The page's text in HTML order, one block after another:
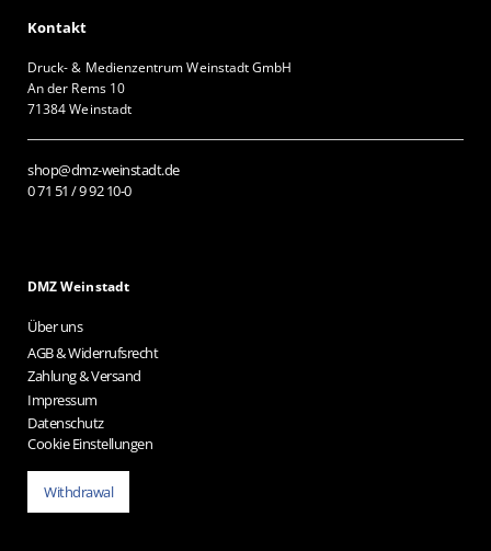
Kontakt
Druck- & Medienzentrum Weinstadt GmbH
An der Rems 10
71384 Weinstadt
shop@dmz-weinstadt.de
0 71 51 / 9 92 10-0
DMZ Weinstadt
Über uns
AGB & Widerrufsrecht
Zahlung & Versand
Impressum
Datenschutz
Cookie Einstellungen
Withdrawal